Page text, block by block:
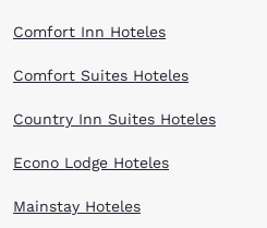
Comfort Inn Hoteles
Comfort Suites Hoteles
Country Inn Suites Hoteles
Econo Lodge Hoteles
Mainstay Hoteles